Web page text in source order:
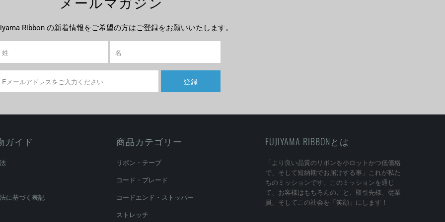
Ribbon の新着情報をご希望の方はご登録をお願いいたします。
ガイド
に基づく表記
商品カテゴリー
リボン・テープ
コード・ブレード
コードエンド・ストッパー
ストレッチ
FUJIYAMA RIBBONとは
「より良い品質のリボンを小ロットかつ低価格
で、そして短納期でお届けする事」これが私た
ちのミッションです。このミッションを通じ
て、お客様はもちろんのこと、取引先様、従業
員、そしてこの社会を「笑顔」にします！